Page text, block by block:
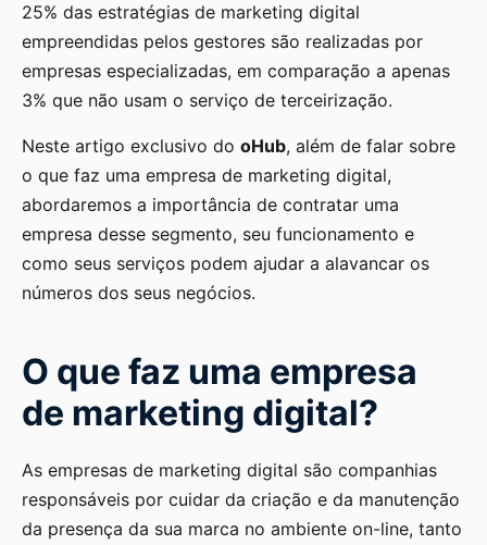
25% das estratégias de marketing digital
empreendidas pelos gestores são realizadas por
empresas especializadas, em comparação a apenas
3% que não usam o serviço de terceirização.
Neste artigo exclusivo do oHub, além de falar sobre
o que faz uma empresa de marketing digital,
abordaremos a importância de contratar uma
empresa desse segmento, seu funcionamento e
como seus serviços podem ajudar a alavancar os
números dos seus negócios.
O que faz uma empresa
de marketing digital?
As empresas de marketing digital são companhias
responsáveis por cuidar da criação e da manutenção
da presença da sua marca no ambiente on-line, tanto